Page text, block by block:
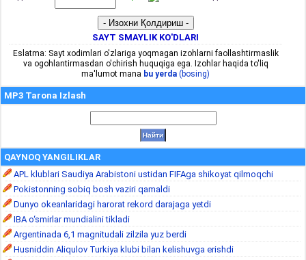
SAYT SMAYLIK KO'DLARI
Eslatma: Sayt xodimlari o'zlariga yoqmagan izohlarni faollashtirmaslik
va ogohlantirmasdan o'chirish huquqiga ega. Izohlar haqida to'liq
ma'lumot mana bu yerda (bosing)
MP3 Tarona Izlash
QAYNOQ YANGILIKLAR
APL klublari Saudiya Arabistoni ustidan FIFAga shikoyat qilmoqchi
Pokistonning sobiq bosh vaziri qamaldi
Dunyo okeanlaridagi harorat rekord darajaga yetdi
IBA o‘smirlar mundialini tikladi
Argentinada 6,1 magnitudali zilzila yuz berdi
Husniddin Aliqulov Turkiya klubi bilan kelishuvga erishdi